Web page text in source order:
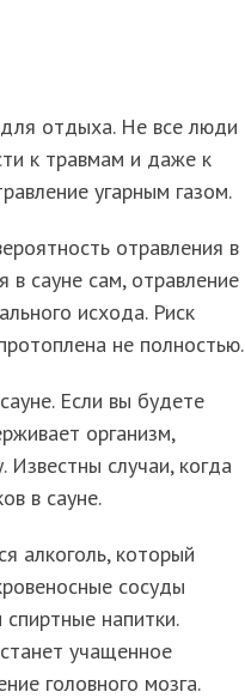
отдыха. Не все люди
к травмам и даже к
угарным газом.
отравления в
в сауне сам, отравление
исхода. Риск
не полностью.
Если вы будете
организм,
Известны случаи, когда
в сауне.
алкоголь, который
сосуды
напитки.
учащенное
головного мозга.